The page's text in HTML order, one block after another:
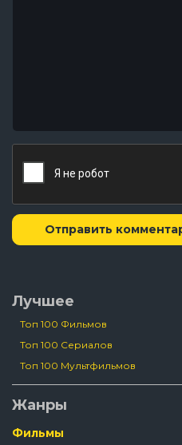
Отправить
Лучшее
Топ 100 Фильмов
Топ 100 Сериалов
Топ 100 Мультфильмов
Жанры
Фильмы